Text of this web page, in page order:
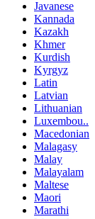
Javanese
Kannada
Kazakh
Khmer
Kurdish
Kyrgyz
Latin
Latvian
Lithuanian
Luxembou..
Macedonian
Malagasy
Malay
Malayalam
Maltese
Maori
Marathi